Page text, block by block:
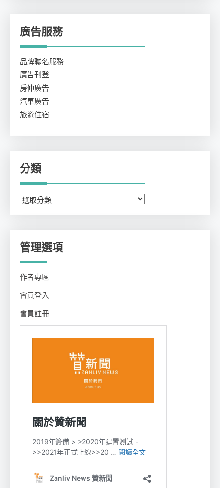
廣告服務
品牌聯名服務
廣告刊登
房仲廣告
汽車廣告
旅遊住宿
分類
分
管理選項
作者專區
會員登入
會員註冊